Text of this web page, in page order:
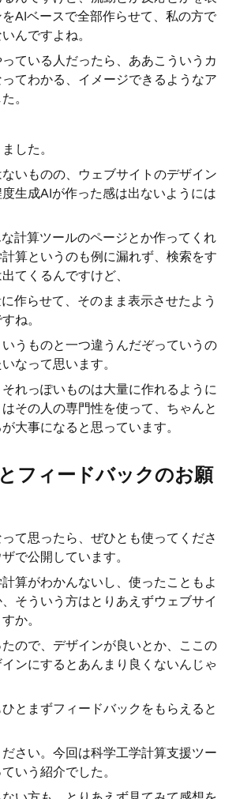
AIベースで全部作らせて、私の方で
んですよね。
ている人だったら、ああこういうカ
てわかる、イメージできるようなア
。
した。
いものの、ウェブサイトのデザイン
生成AIが作った感は出ないようには
計算ツールのページとか作ってくれ
算というのも例に漏れず、検索をす
てくるんですけど、
作らせて、そのまま表示させたよう
ね。
うものと一つ違うんだぞっていうの
なって思います。
れっぽいものは大量に作れるように
その人の専門性を使って、ちゃんと
大事になると思っています。
フィードバックのお願
て思ったら、ぜひとも使ってくださ
で公開しています。
算がわかんないし、使ったこともよ
そういう方はとりあえずウェブサイ
か。
ので、デザインが良いとか、ここの
ンにするとあんまり良くないんじゃ
とまずフィードバックをもらえると
さい。今回は科学工学計算支援ツー
いう紹介でした。